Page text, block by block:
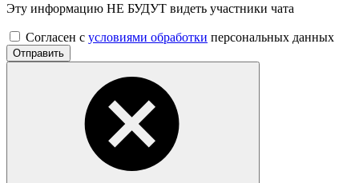
Эту информацию НЕ БУДУТ видеть участники чата
Согласен с условиями обработки персональных данных
Отправить